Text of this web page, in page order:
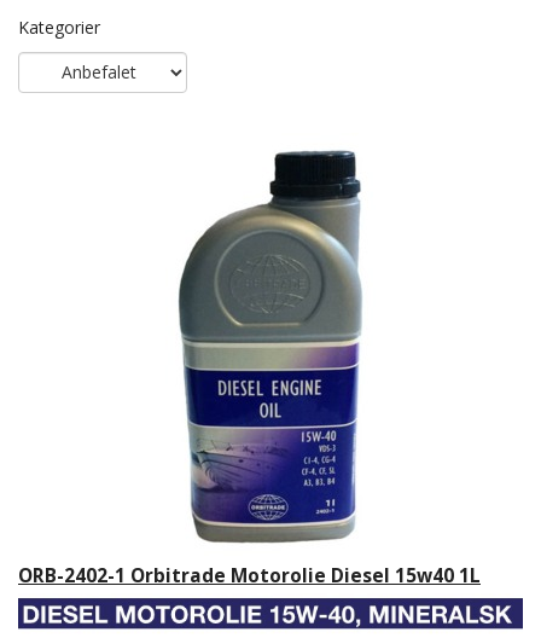
Kategorier
ORB-2402-1 Orbitrade Motorolie Diesel 15w40 1L